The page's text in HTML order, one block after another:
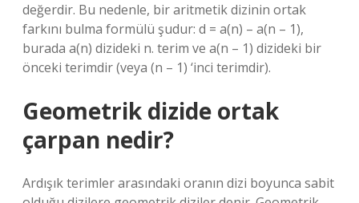
değerdir. Bu nedenle, bir aritmetik dizinin ortak
farkını bulma formülü şudur: d = a(n) – a(n – 1),
burada a(n) dizideki n. terim ve a(n – 1) dizideki bir
önceki terimdir (veya (n – 1) ‘inci terimdir).
Geometrik dizide ortak
çarpan nedir?
Ardışık terimler arasındaki oranın dizi boyunca sabit